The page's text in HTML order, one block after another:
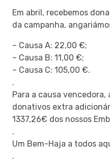
Em abril, recebemos
da campanha,
– Causa A: 22,00 €;
– Causa B: 11,00 €;
– Causa C: 105,00 €.
.
Para a causa vencedora,
donativos extra
1337,26€ dos nossos
.
Um Bem-Haja a todos
.